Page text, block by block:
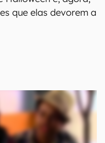
que elas devorem a